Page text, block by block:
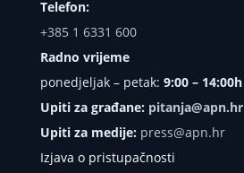
Telefon:
+385 1 6331 600
Radno vrijeme
ponedjeljak – petak: 9:00 – 14:00h
Upiti za građane: pitanja@apn.hr
Upiti za medije: press@apn.hr
Izjava o pristupačnosti